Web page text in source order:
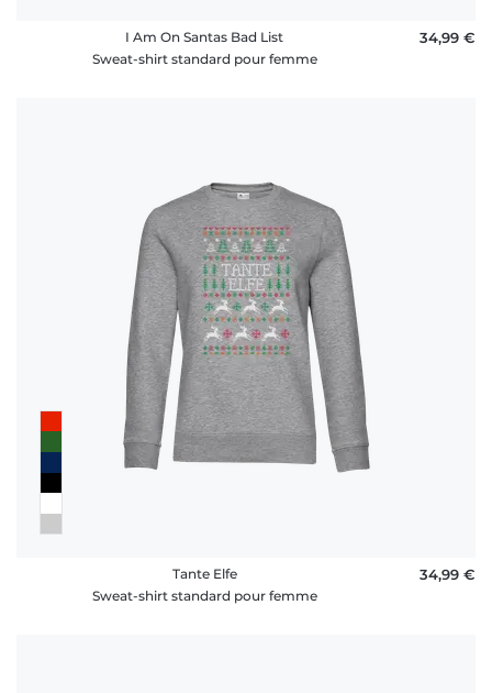
I Am On Santas Bad List
Sweat-shirt standard pour femme
34,99 €
Tante Elfe
Sweat-shirt standard pour femme
34,99 €